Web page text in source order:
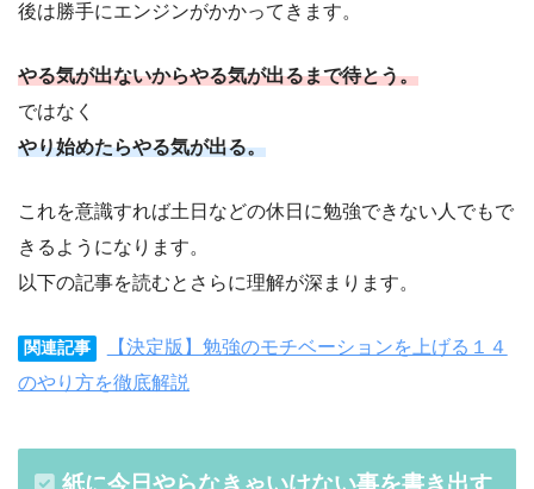
後は勝手にエンジンがかかってきます。
やる気が出ないからやる気が出るまで待とう。
ではなく
やり始めたらやる気が出る。
これを意識すれば土日などの休日に勉強できない人でもで
きるようになります。
以下の記事を読むとさらに理解が深まります。
関連記事
【決定版】勉強のモチベーションを上げる１４
のやり方を徹底解説
紙に今日やらなきゃいけない事を書き出す